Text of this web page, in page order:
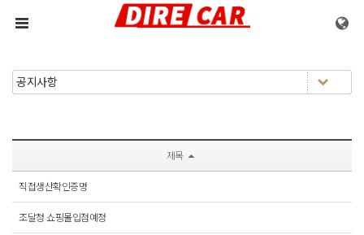
메뉴 건너뛰기
제목
직접생산확인증명
조달청 쇼핑몰입점예정